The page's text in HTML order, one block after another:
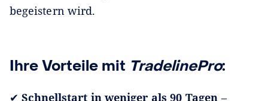
begeistern wird.
Ihre Vorteile mit TradelinePro:
✔Schnellstart in weniger als 90 Tagen –